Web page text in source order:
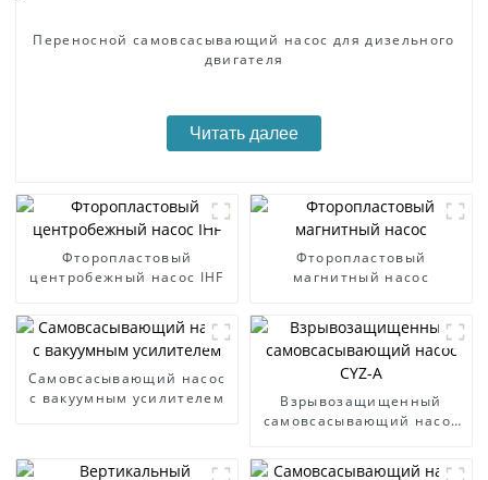
Переносной самовсасывающий насос для дизельного
двигателя
Читать далее
Фторопластовый
центробежный насос IHF
Фторопластовый
магнитный насос
Самовсасывающий насос
с вакуумным усилителем
Взрывозащищенный
самовсасывающий насос